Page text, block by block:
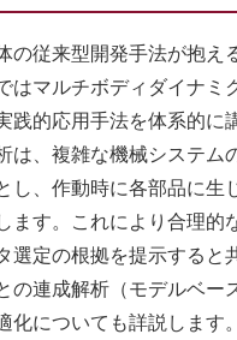
の従来型開発手法が抱え
はマルチボディダイナミ
践的応用手法を体系的に
は、複雑な機械システム
し、作動時に各部品に生
ます。これにより合理的
選定の根拠を提示すると
の連成解析（モデルベー
化についても詳説します。